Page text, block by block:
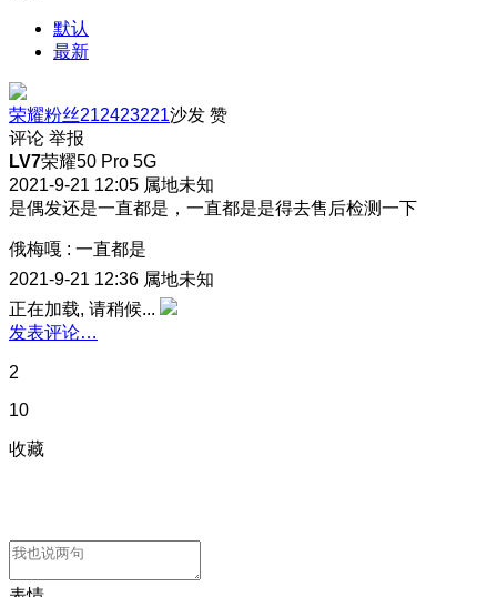
默认
最新
荣耀粉丝212423221沙发 赞
评论 举报
LV7荣耀50 Pro 5G
2021-9-21 12:05 属地未知
是偶发还是一直都是，一直都是是得去售后检测一下
俄梅嘎 : 一直都是
2021-9-21 12:36 属地未知
正在加载, 请稍候...
发表评论…
2
10
收藏